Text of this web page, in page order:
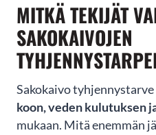
MITKÄ TEKIJÄT
SAKOKAIVOJEN
Sakokaivo
koon, veden kulutuksen
mukaan. Mitä enemmän
GoogleReviews
06/2023
Page